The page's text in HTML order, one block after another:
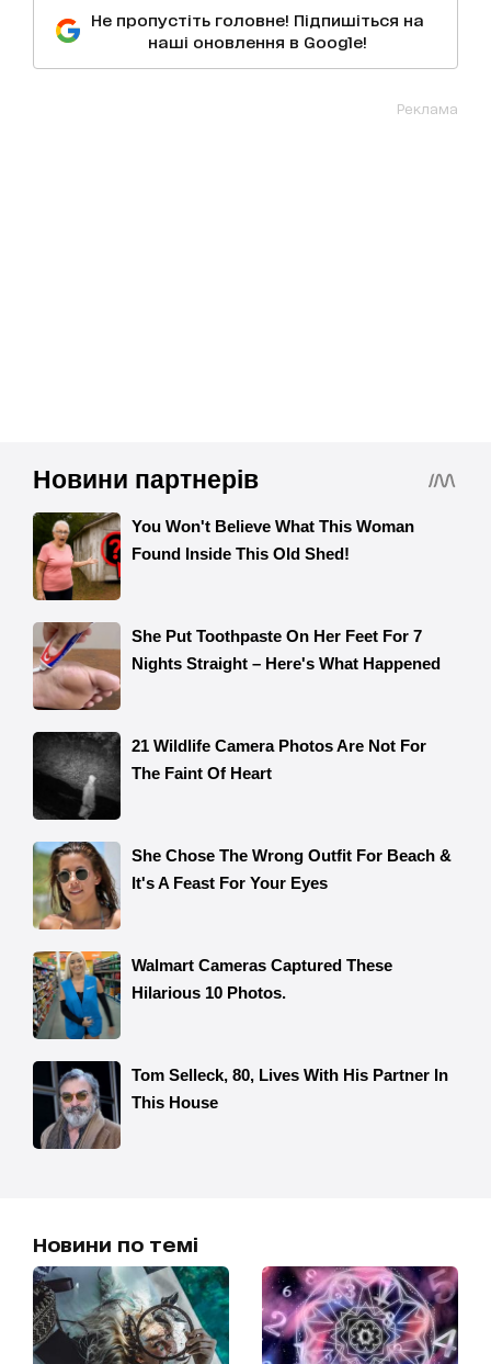
Не пропустіть головне! Підпишіться на
наші оновлення в Google!
Реклама
Новини по темі